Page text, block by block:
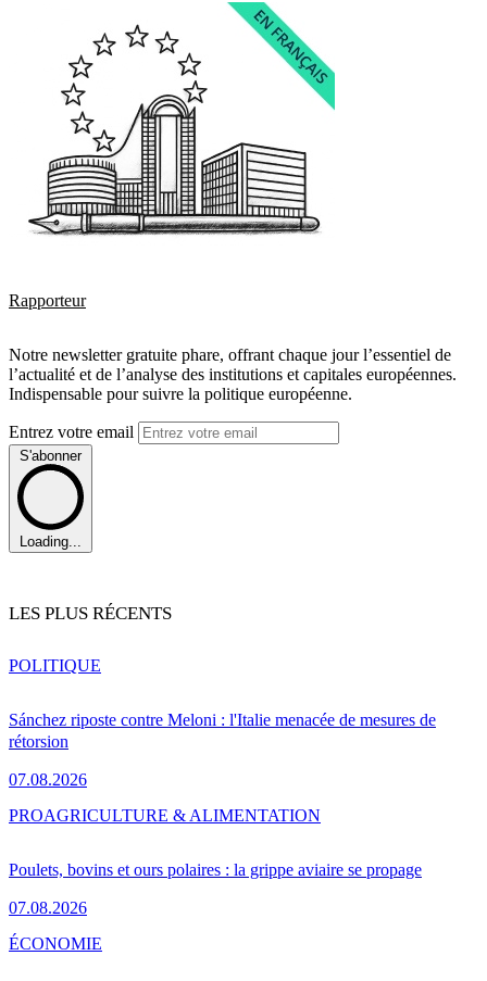
Rapporteur
Notre newsletter gratuite phare, offrant chaque jour l’essentiel de
l’actualité et de l’analyse des institutions et capitales européennes.
Indispensable pour suivre la politique européenne.
Entrez votre email
S'abonner
Loading...
LES PLUS RÉCENTS
Sánchez riposte contre Meloni : l'Italie menacée de mesures de
rétorsion
07.08.2026
POLITIQUE
Poulets, bovins et ours polaires : la grippe aviaire se propage
07.08.2026
PROAGRICULTURE & ALIMENTATION
ÉCONOMIE